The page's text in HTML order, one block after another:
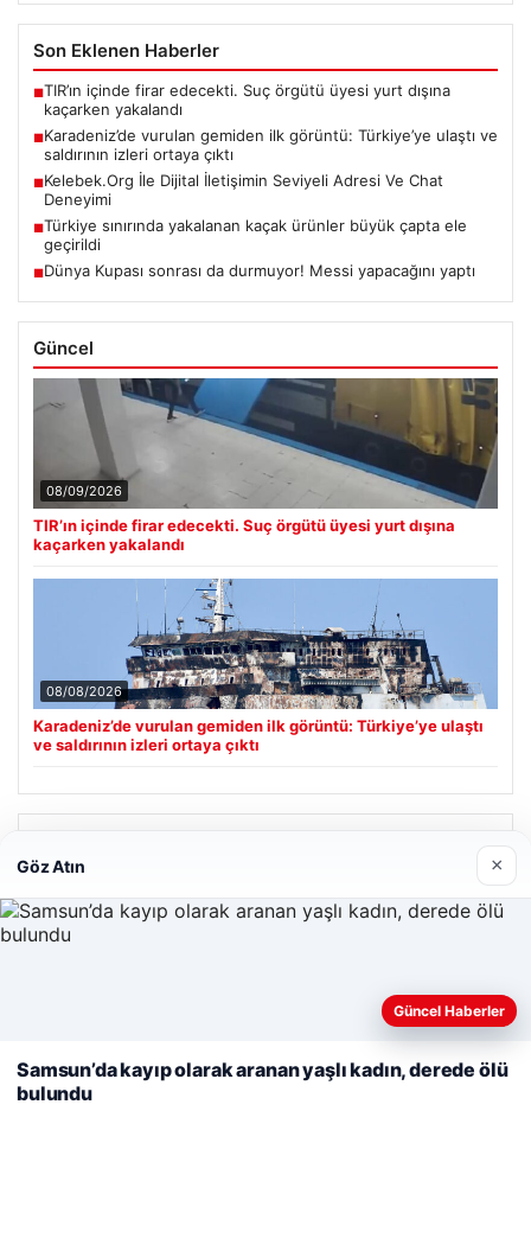
Son Eklenen Haberler
■TIR’ın içinde firar edecekti. Suç örgütü üyesi yurt dışına
kaçarken yakalandı
■Karadeniz’de vurulan gemiden ilk görüntü: Türkiye’ye ulaştı ve
saldırının izleri ortaya çıktı
■Kelebek.Org İle Dijital İletişimin Seviyeli Adresi Ve Chat
Deneyimi
■Türkiye sınırında yakalanan kaçak ürünler büyük çapta ele
geçirildi
■Dünya Kupası sonrası da durmuyor! Messi yapacağını yaptı
Güncel
08/09/2026
TIR’ın içinde firar edecekti. Suç örgütü üyesi yurt dışına
kaçarken yakalandı
08/08/2026
Karadeniz’de vurulan gemiden ilk görüntü: Türkiye’ye ulaştı
ve saldırının izleri ortaya çıktı
Web sitemizi nasıl kullandığınızı daha iyi anlayabilmek,
kullanıyoruz.Çerez Politikamız
Reddet
Göz Atın ×
Güncel Haberler
Samsun’da kayıp olarak aranan yaşlı kadın, derede ölü
bulundu